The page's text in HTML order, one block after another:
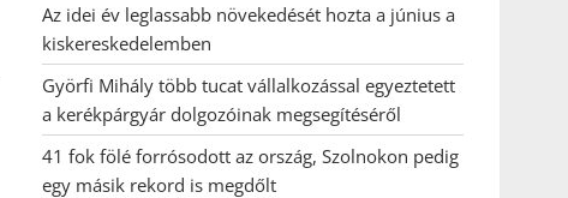
Az idei év leglassabb növekedését hozta a június a
kiskereskedelemben
Györfi Mihály több tucat vállalkozással egyeztetett
a kerékpárgyár dolgozóinak megsegítéséről
41 fok fölé forrósodott az ország, Szolnokon pedig
egy másik rekord is megdőlt